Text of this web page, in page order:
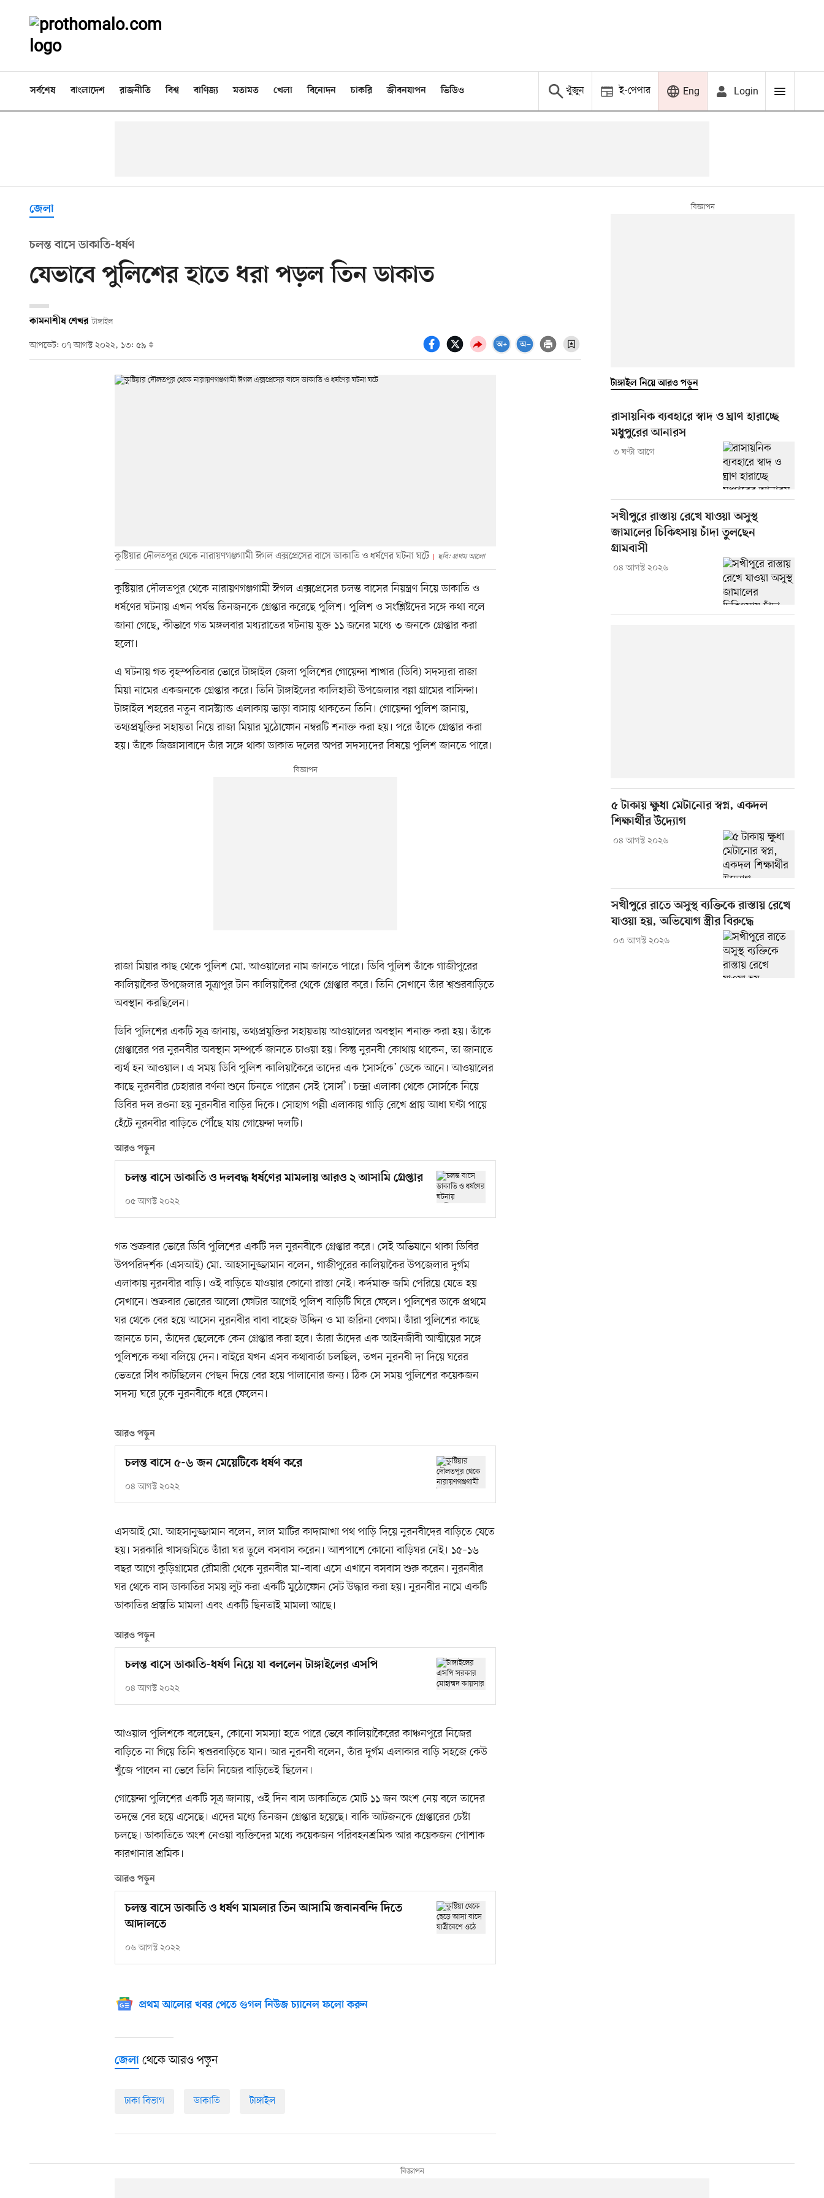
সর্বশেষ বাংলাদেশ রাজনীতি বিশ্ব বাণিজ্য মতামত খেলা বিনোদন চাকরি জীবনযাপন ভিডিও খুঁজুন ই-পেপার Eng Login
জেলা
চলন্ত বাসে ডাকাতি-ধর্ষণ
যেভাবে পুলিশের হাতে ধরা পড়ল তিন ডাকাত
কামনাশীষ শেখর টাঙ্গাইল
আপডেট: ০৭ আগস্ট ২০২২, ১৩: ৫৯
কুষ্টিয়ার দৌলতপুর থেকে নারায়ণগঞ্জগামী ঈগল এক্সপ্রেসের বাসে ডাকাতি ও ধর্ষণের ঘটনা ঘটে ছবি: প্রথম আলো
কুষ্টিয়ার দৌলতপুর থেকে নারায়ণগঞ্জগামী ঈগল এক্সপ্রেসের চলন্ত বাসের নিয়ন্ত্রণ নিয়ে ডাকাতি ও
ধর্ষণের ঘটনায় এখন পর্যন্ত তিনজনকে গ্রেপ্তার করেছে পুলিশ। পুলিশ ও সংশ্লিষ্টদের সঙ্গে কথা বলে
জানা গেছে, কীভাবে গত মঙ্গলবার মধ্যরাতের ঘটনায় যুক্ত ১১ জনের মধ্যে ৩ জনকে গ্রেপ্তার করা
হলো।
এ ঘটনায় গত বৃহস্পতিবার ভোরে টাঙ্গাইল জেলা পুলিশের গোয়েন্দা শাখার (ডিবি) সদস্যরা রাজা
মিয়া নামের একজনকে গ্রেপ্তার করে। তিনি টাঙ্গাইলের কালিহাতী উপজেলার বল্লা গ্রামের বাসিন্দা।
টাঙ্গাইল শহরের নতুন বাসস্ট্যান্ড এলাকায় ভাড়া বাসায় থাকতেন তিনি। গোয়েন্দা পুলিশ জানায়,
তথ্যপ্রযুক্তির সহায়তা নিয়ে রাজা মিয়ার মুঠোফোন নম্বরটি শনাক্ত করা হয়। পরে তাঁকে গ্রেপ্তার করা
হয়। তাঁকে জিজ্ঞাসাবাদে তাঁর সঙ্গে থাকা ডাকাত দলের অপর সদস্যদের বিষয়ে পুলিশ জানতে পারে।
রাজা মিয়ার কাছ থেকে পুলিশ মো. আওয়ালের নাম জানতে পারে। ডিবি পুলিশ তাঁকে গাজীপুরের
কালিয়াকৈর উপজেলার সূত্রাপুর টান কালিয়াকৈর থেকে গ্রেপ্তার করে। তিনি সেখানে তাঁর শ্বশুরবাড়িতে
অবস্থান করছিলেন।
ডিবি পুলিশের একটি সূত্র জানায়, তথ্যপ্রযুক্তির সহায়তায় আওয়ালের অবস্থান শনাক্ত করা হয়। তাঁকে
গ্রেপ্তারের পর নুরনবীর অবস্থান সম্পর্কে জানতে চাওয়া হয়। কিন্তু নুরনবী কোথায় থাকেন, তা জানাতে
ব্যর্থ হন আওয়াল। এ সময় ডিবি পুলিশ কালিয়াকৈরে তাদের এক ‘সোর্সকে’ ডেকে আনে। আওয়ালের
কাছে নুরনবীর চেহারার বর্ণনা শুনে চিনতে পারেন সেই ‘সোর্স’। চন্দ্রা এলাকা থেকে সোর্সকে নিয়ে
ডিবির দল রওনা হয় নুরনবীর বাড়ির দিকে। সোহাগ পল্লী এলাকায় গাড়ি রেখে প্রায় আধা ঘণ্টা পায়ে
হেঁটে নুরনবীর বাড়িতে পৌঁছে যায় গোয়েন্দা দলটি।
আরও পড়ুন
চলন্ত বাসে ডাকাতি ও দলবদ্ধ ধর্ষণের মামলায় আরও ২ আসামি গ্রেপ্তার
০৫ আগস্ট ২০২২
গত শুক্রবার ভোরে ডিবি পুলিশের একটি দল নুরনবীকে গ্রেপ্তার করে। সেই অভিযানে থাকা ডিবির
উপপরিদর্শক (এসআই) মো. আহসানুজ্জামান বলেন, গাজীপুরের কালিয়াকৈর উপজেলার দুর্গম
এলাকায় নুরনবীর বাড়ি। ওই বাড়িতে যাওয়ার কোনো রাস্তা নেই। কর্দমাক্ত জমি পেরিয়ে যেতে হয়
সেখানে। শুক্রবার ভোরের আলো ফোটার আগেই পুলিশ বাড়িটি ঘিরে ফেলে। পুলিশের ডাকে প্রথমে
ঘর থেকে বের হয়ে আসেন নুরনবীর বাবা বাহেজ উদ্দিন ও মা জরিনা বেগম। তাঁরা পুলিশের কাছে
জানতে চান, তাঁদের ছেলেকে কেন গ্রেপ্তার করা হবে। তাঁরা তাঁদের এক আইনজীবী আত্মীয়ের সঙ্গে
পুলিশকে কথা বলিয়ে দেন। বাইরে যখন এসব কথাবার্তা চলছিল, তখন নুরনবী দা দিয়ে ঘরের
ভেতরে সিঁধ কাটছিলেন পেছন দিয়ে বের হয়ে পালানোর জন্য। ঠিক সে সময় পুলিশের কয়েকজন
সদস্য ঘরে ঢুকে নুরনবীকে ধরে ফেলেন।
আরও পড়ুন
চলন্ত বাসে ৫-৬ জন মেয়েটিকে ধর্ষণ করে
০৪ আগস্ট ২০২২
এসআই মো. আহসানুজ্জামান বলেন, লাল মাটির কাদামাখা পথ পাড়ি দিয়ে নুরনবীদের বাড়িতে যেতে
হয়। সরকারি খাসজমিতে তাঁরা ঘর তুলে বসবাস করেন। আশপাশে কোনো বাড়িঘর নেই। ১৫–১৬
বছর আগে কুড়িগ্রামের রৌমারী থেকে নুরনবীর মা–বাবা এসে এখানে বসবাস শুরু করেন। নুরনবীর
ঘর থেকে বাস ডাকাতির সময় লুট করা একটি মুঠোফোন সেট উদ্ধার করা হয়। নুরনবীর নামে একটি
ডাকাতির প্রস্তুতি মামলা এবং একটি ছিনতাই মামলা আছে।
আরও পড়ুন
চলন্ত বাসে ডাকাতি-ধর্ষণ নিয়ে যা বললেন টাঙ্গাইলের এসপি
০৪ আগস্ট ২০২২
আওয়াল পুলিশকে বলেছেন, কোনো সমস্যা হতে পারে ভেবে কালিয়াকৈরের কাঞ্চনপুরে নিজের
বাড়িতে না গিয়ে তিনি শ্বশুরবাড়িতে যান। আর নুরনবী বলেন, তাঁর দুর্গম এলাকার বাড়ি সহজে কেউ
খুঁজে পাবেন না ভেবে তিনি নিজের বাড়িতেই ছিলেন।
গোয়েন্দা পুলিশের একটি সূত্র জানায়, ওই দিন বাস ডাকাতিতে মোট ১১ জন অংশ নেয় বলে তাদের
তদন্তে বের হয়ে এসেছে। এদের মধ্যে তিনজন গ্রেপ্তার হয়েছে। বাকি আটজনকে গ্রেপ্তারের চেষ্টা
চলছে। ডাকাতিতে অংশ নেওয়া ব্যক্তিদের মধ্যে কয়েকজন পরিবহনশ্রমিক আর কয়েকজন পোশাক
কারখানার শ্রমিক।
আরও পড়ুন
চলন্ত বাসে ডাকাতি ও ধর্ষণ মামলার তিন আসামি জবানবন্দি দিতে
আদালতে
০৬ আগস্ট ২০২২
প্রথম আলোর খবর পেতে গুগল নিউজ চ্যানেল ফলো করুন
জেলা থেকে আরও পড়ুন
ঢাকা বিভাগ ডাকাতি টাঙ্গাইল
টাঙ্গাইল নিয়ে আরও পড়ুন
রাসায়নিক ব্যবহারে স্বাদ ও ঘ্রাণ হারাচ্ছে
মধুপুরের আনারস
৩ ঘণ্টা আগে
সখীপুরে রাস্তায় রেখে যাওয়া অসুস্থ
জামালের চিকিৎসায় চাঁদা তুলছেন
গ্রামবাসী
০৪ আগস্ট ২০২৬
৫ টাকায় ক্ষুধা মেটানোর স্বপ্ন, একদল
শিক্ষার্থীর উদ্যোগ
০৪ আগস্ট ২০২৬
সখীপুরে রাতে অসুস্থ ব্যক্তিকে রাস্তায় রেখে
যাওয়া হয়, অভিযোগ স্ত্রীর বিরুদ্ধে
০৩ আগস্ট ২০২৬